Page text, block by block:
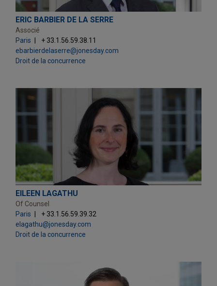
ERIC BARBIER DE LA SERRE
Associé
Paris
+ 33.1.56.59.38.11
ebarbierdelaserre@jonesday.com
Droit de la concurrence
EILEEN LAGATHU
Of Counsel
Paris
+ 33.1.56.59.39.32
elagathu@jonesday.com
Droit de la concurrence